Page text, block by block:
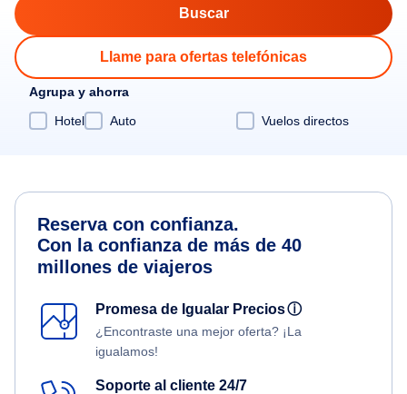
Llame para ofertas telefónicas
Agrupa y ahorra
Hotel
Auto Vuelos directos
Reserva con confianza.
Con la confianza de más de 40
millones de viajeros
Promesa de Igualar Preciosⓘ
¿Encontraste una mejor oferta? ¡La
igualamos!
Soporte al cliente 24/7